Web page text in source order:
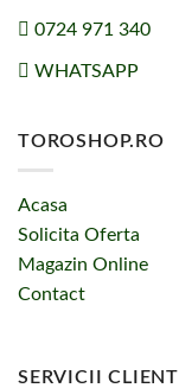
0724 971 340
WHATSAPP
TOROSHOP.RO
Acasa
Solicita Oferta
Magazin Online
Contact
SERVICII CLIENTI